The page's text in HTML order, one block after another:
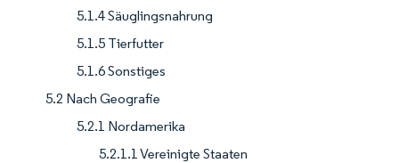
5.1.4 Säuglingsnahrung
5.1.5 Tierfutter
5.1.6 Sonstiges
5.2 Nach Geografie
5.2.1 Nordamerika
5.2.1.1 Vereinigte Staaten